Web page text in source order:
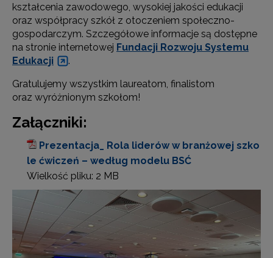
kształcenia zawodowego, wysokiej jakości edukacji
oraz współpracy szkół z otoczeniem społeczno-
gospodarczym. Szczegółowe informacje są dostępne
na stronie internetowej Fundacji Rozwoju Systemu
Edukacji
.
Gratulujemy wszystkim laureatom, finalistom
oraz wyróżnionym szkołom!
Załączniki:
Prezentacja_ Rola liderów w branżowej szko
le ćwiczeń – według modelu BSĆ
Wielkość pliku: 2 MB